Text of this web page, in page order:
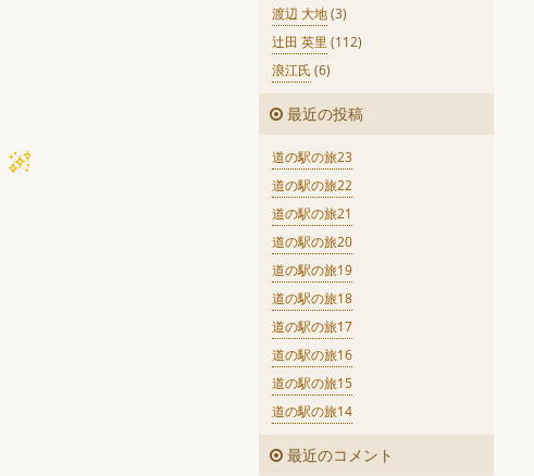
渡辺 大地(3)
辻田 英里 (112)
浪江氏 (6)
最近の投稿
道の駅の旅23
道の駅の旅22
道の駅の旅21
道の駅の旅20
道の駅の旅19
道の駅の旅18
道の駅の旅17
道の駅の旅16
道の駅の旅15
道の駅の旅14
最近のコメント